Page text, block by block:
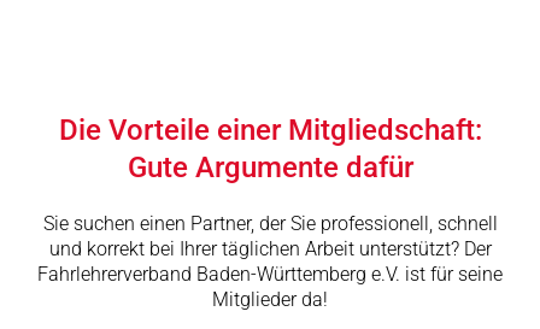
Die Vorteile einer Mitgliedschaft:
Gute Argumente dafür
Sie suchen einen Partner, der Sie professionell, schnell
und korrekt bei Ihrer täglichen Arbeit unterstützt? Der
Fahrlehrerverband Baden-Württemberg e.V. ist für seine
Mitglieder da!